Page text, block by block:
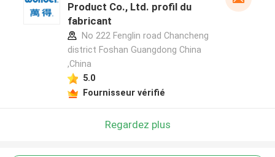
Product Co., Ltd. profil du
fabricant
No 222 Fenglin road Chancheng
district Foshan Guangdong China
,China
5.0
Fournisseur vérifié
Regardez plus